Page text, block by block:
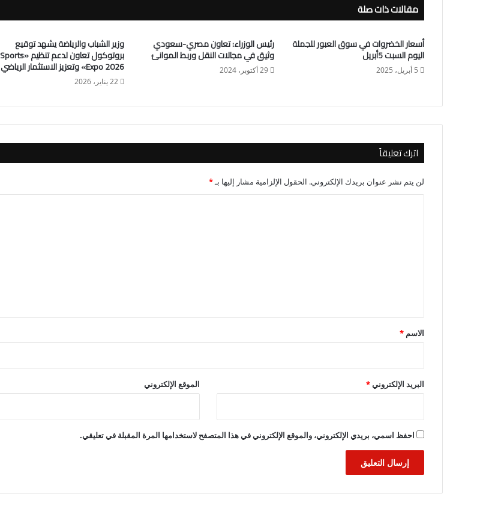
مقالات ذات صلة
أسعار الخضروات في سوق العبور للجملة
اليوم السبت 5أبريل
5 أبريل، 2025
رئيس الوزراء: تعاون مصري-سعودي
وثيق في مجالات النقل وربط الموانئ
29 أكتوبر، 2024
وزير الشباب والرياضة يشهد توقيع
بروتوكول تعاون لدعم تنظيم «Sports
Expo 2026» وتعزيز الاستثمار الرياضي
22 يناير، 2026
اترك تعليقاً
لن يتم نشر عنوان بريدك الإلكتروني. الحقول الإلزامية مشار إليها بـ*
*
الاسم *
البريد الإلكتروني* الموقع الإلكتروني
احفظ اسمي، بريدي الإلكتروني، والموقع الإلكتروني في هذا المتصفح لاستخدامها المرة المقبلة في تعليقي.